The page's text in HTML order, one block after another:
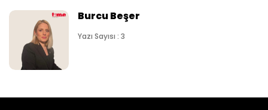
Burcu Beşer
Yazı Sayısı : 3